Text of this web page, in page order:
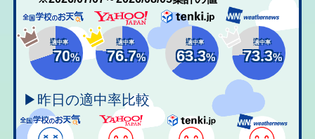
適中率
70%
適中率
76.7%
適中率
63.3%
適中率
73.3%
▶昨日の適中率比較